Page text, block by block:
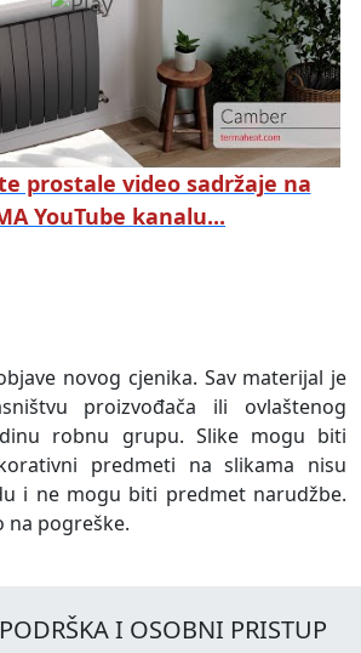
prostale video sadržaje na
YouTube kanalu...
novog cjenika. Sav materijal je
proizvođača ili ovlaštenog
robnu grupu. Slike mogu biti
predmeti na slikama nisu
i ne mogu biti predmet narudžbe.
na pogreške.
I OSOBNI PRISTUP